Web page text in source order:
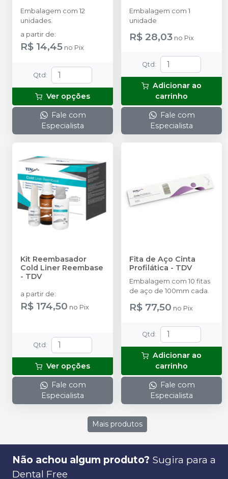
Embalagem com 12
unidades.
a partir de:
R$ 14,45 no Pix
Qtd :
Ver opções
Fale com
Especialista
Embalagem com 1
unidade
R$ 28,03 no Pix
Qtd :
Adicionar ao
carrinho
Fale com
Especialista
Kit Reembasador
Cold Liner Reembase
- TDV
a partir de:
R$ 174,50 no Pix
Qtd :
Ver opções
Fale com
Especialista
Fita de Aço Cinta
Profilática - TDV
Embalagem com 10 fitas
de aço de 100mm cada.
R$ 77,50 no Pix
Qtd :
Adicionar ao
carrinho
Fale com
Especialista
Mais produtos
Não achou algum produto? Sugira para a
Dental Free